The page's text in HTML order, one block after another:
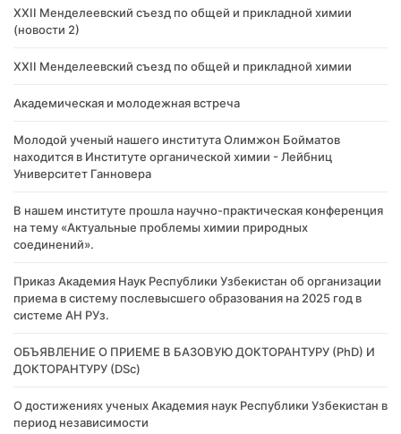
XXII Менделеевский съезд по общей и прикладной химии
(новости 2)
XXII Менделеевский съезд по общей и прикладной химии
Академическая и молодежная встреча
Молодой ученый нашего института Олимжон Бойматов
находится в Институте органической химии - Лейбниц
Университет Ганновера
В нашем институте прошла научно-практическая конференция
на тему «Актуальные проблемы химии природных
соединений».
Приказ Академия Наук Республики Узбекистан об организации
приема в систему послевысшего образования на 2025 год в
системе АН РУз.
​ОБЪЯВЛЕНИЕ О ПРИЕМЕ В БАЗОВУЮ ДОКТОРАНТУРУ (PhD) И
ДОКТОРАНТУРУ (DSc)
О достижениях ученых Академия наук Республики Узбекистан в
период независимости